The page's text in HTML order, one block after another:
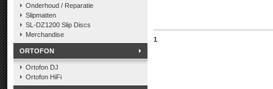
Onderhoud / Reparatie
Slipmatten
SL-DZ1200 Slip Discs
Merchandise
ORTOFON
Ortofon DJ
Ortofon HiFi
1